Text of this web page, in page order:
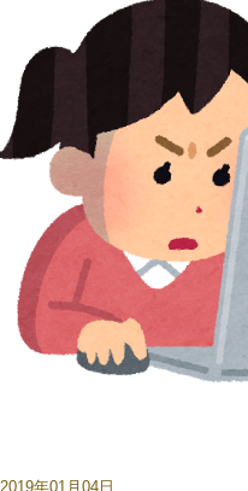
2019年01月04日